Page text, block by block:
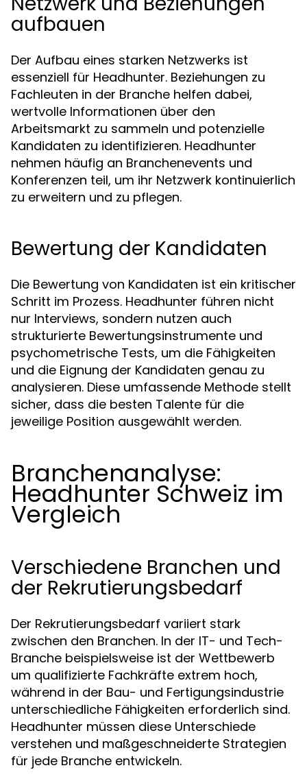
aufbauen
Der Aufbau eines starken Netzwerks ist
essenziell für Headhunter. Beziehungen zu
Fachleuten in der Branche helfen dabei,
wertvolle Informationen über den
Arbeitsmarkt zu sammeln und potenzielle
Kandidaten zu identifizieren. Headhunter
nehmen häufig an Branchenevents und
Konferenzen teil, um ihr Netzwerk kontinuierlich
zu erweitern und zu pflegen.
Bewertung der Kandidaten
Die Bewertung von Kandidaten ist ein kritischer
Schritt im Prozess. Headhunter führen nicht
nur Interviews, sondern nutzen auch
strukturierte Bewertungsinstrumente und
psychometrische Tests, um die Fähigkeiten
und die Eignung der Kandidaten genau zu
analysieren. Diese umfassende Methode stellt
sicher, dass die besten Talente für die
jeweilige Position ausgewählt werden.
Branchenanalyse:
Headhunter Schweiz im
Vergleich
Verschiedene Branchen und
der Rekrutierungsbedarf
Der Rekrutierungsbedarf variiert stark
zwischen den Branchen. In der IT- und Tech-
Branche beispielsweise ist der Wettbewerb
um qualifizierte Fachkräfte extrem hoch,
während in der Bau- und Fertigungsindustrie
unterschiedliche Fähigkeiten erforderlich sind.
Headhunter müssen diese Unterschiede
verstehen und maßgeschneiderte Strategien
für jede Branche entwickeln.